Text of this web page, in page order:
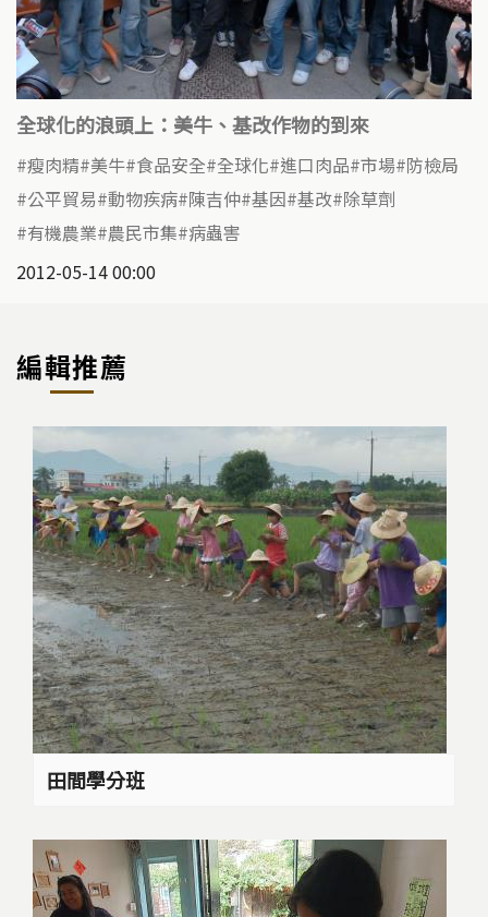
全球化的浪頭上：美牛、基改作物的到來
瘦肉精 美牛 食品安全 全球化 進口肉品 市場 防檢局
公平貿易 動物疾病 陳吉仲 基因 基改 除草劑
有機農業 農民市集 病蟲害
2012-05-14 00:00
編輯推薦
田間學分班